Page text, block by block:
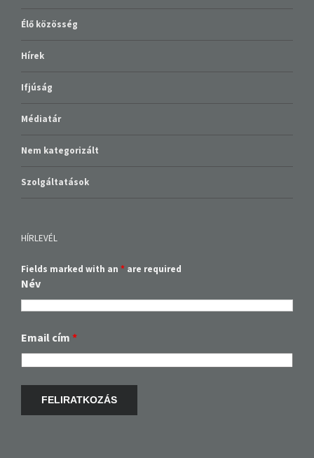
Élő közösség
Hírek
Ifjúság
Médiatár
Nem kategorizált
Szolgáltatások
HÍRLEVÉL
Fields marked with an * are required
Név
Email cím *